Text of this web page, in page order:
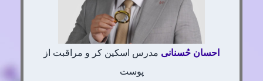
احسان حُسنانی مدرس اسکین کر و مراقبت از
پوست